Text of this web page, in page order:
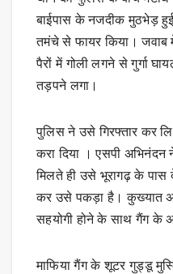
बाईपास के नजदीक मुठभेड़
तमंचे से फायर किया। जवाब
पैरों में गोली लगने से गुर्गा
तड़पने लगा।
पुलिस ने उसे गिरफ्तार कर
करा दिया । एसपी
मिलते ही उसे भूरागढ़ के पास
कर उसे पकड़ा है। कुख्यात
सहयोगी होने के साथ गैंग के
माफिया गैंग के शूटर गुड्डू